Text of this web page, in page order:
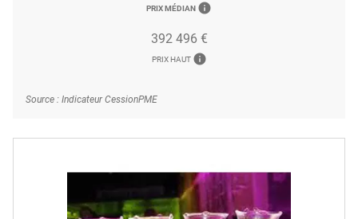
PRIX MÉDIAN info
392 496 €
PRIX HAUT info
Source : Indicateur CessionPME